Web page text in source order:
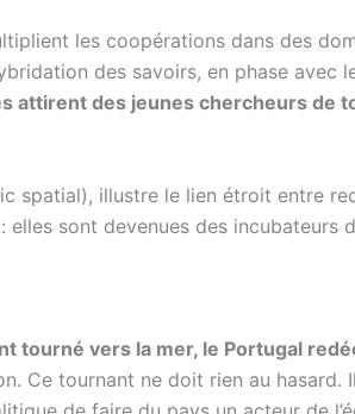
les coopérations dans des
des savoirs, en phase avec
attirent des jeunes chercheurs de
spatial), illustre le lien étroit entre
sont devenues des incubateurs
tourné vers la mer, le Portugal
Ce tournant ne doit rien au hasard.